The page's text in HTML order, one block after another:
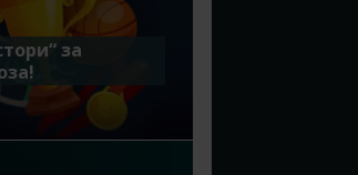
за